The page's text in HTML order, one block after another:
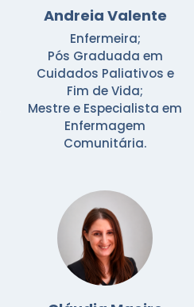
Andreia Valente
Enfermeira;
Pós Graduada em
Cuidados Paliativos e
Fim de Vida;
Mestre e Especialista em
Enfermagem
Comunitária.